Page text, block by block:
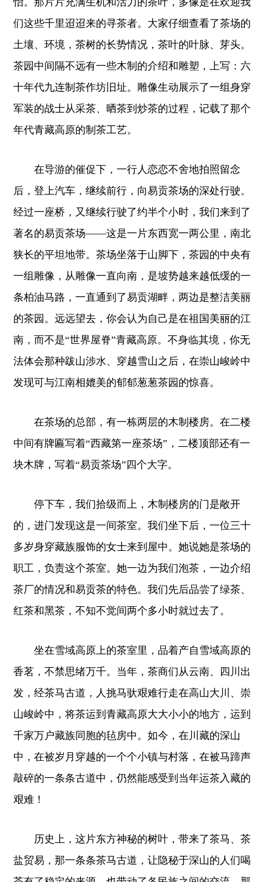
们这些千里迢迢来的寻茶者。大家仔细查看了茶场的
土壤、环境，茶树的长势情况，茶叶的叶脉、芽头。
茶园中间隔不远有一些木制的介绍和雕塑，上写：六
十年代九连制茶作坊旧址。雕像生动展示了一组身穿
军装的战士从采茶、晒茶到炒茶的过程，记载了那个
年代青藏高原的制茶工艺。
在导游的催促下，一行人恋恋不舍地拍照留念
后，登上汽车，继续前行，向易贡茶场的深处行驶。
经过一座桥，又继续行驶了约半个小时，我们来到了
著名的易贡茶场——这是一片东西宽一两公里，南北
狭长的平坦地带。茶场坐落于山脚下，茶园的中央有
一组雕像，从雕像一直向南，是坡势越来越低缓的一
条柏油马路，一直通到了易贡湖畔，两边是整洁美丽
的茶园。远远望去，你会认为自己是在祖国美丽的江
南，而不是“世界屋脊”青藏高原。不身临其境，你无
法体会那种跋山涉水、穿越雪山之后，在崇山峻岭中
发现可与江南相媲美的郁郁葱葱茶园的惊喜。
在茶场的总部，有一栋两层的木制楼房。在二楼
中间有牌匾写着“西藏第一座茶场”，二楼顶部还有一
块木牌，写着“易贡茶场”四个大字。
停下车，我们拾级而上，木制楼房的门是敞开
的，进门发现这是一间茶室。我们坐下后，一位三十
多岁身穿藏族服饰的女士来到屋中。她说她是茶场的
职工，负责这个茶室。她一边为我们泡茶，一边介绍
茶厂的情况和易贡茶的特色。我们先后品尝了绿茶、
红茶和黑茶，不知不觉间两个多小时就过去了。
坐在雪域高原上的茶室里，品着产自雪域高原的
香茗，不禁思绪万千。当年，茶商们从云南、四川出
发，经茶马古道，人挑马驮艰难行走在高山大川、崇
山峻岭中，将茶运到青藏高原大大小小的地方，运到
千家万户藏族同胞的毡房中。如今，在川藏的深山
中，在被岁月穿越的一个个小镇与村落，在被马蹄声
敲碎的一条条古道中，仍然能感受到当年运茶入藏的
艰难！
历史上，这片东方神秘的树叶，带来了茶马、茶
盐贸易，那一条条茶马古道，让隐秘于深山的人们喝